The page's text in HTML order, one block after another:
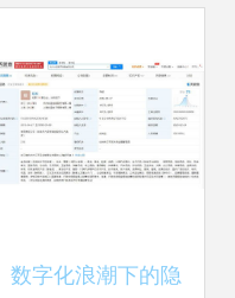
数字化浪潮下的隐